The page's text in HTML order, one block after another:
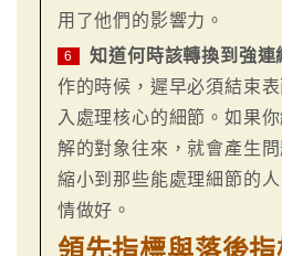
用了他們的影響力。
6 知道何時該轉換到強連
作的時候，遲早必須結束
入處理核心的細節。如果
解的對象往來，就會產生
縮小到那些能處理細節的
情做好。
領先指標與落後指